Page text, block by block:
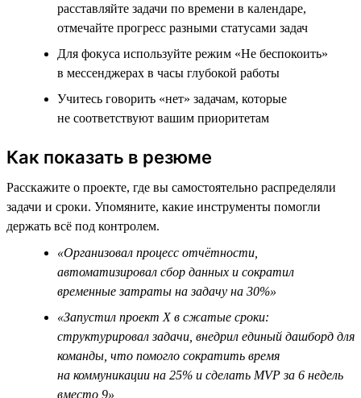
расставляйте задачи по времени в календаре,
отмечайте прогресс разными статусами задач
Для фокуса используйте режим «Не беспокоить»
в мессенджерах в часы глубокой работы
Учитесь говорить «нет» задачам, которые
не соответствуют вашим приоритетам
Как показать в резюме
Расскажите о проекте, где вы самостоятельно распределяли
задачи и сроки. Упомяните, какие инструменты помогли
держать всё под контролем.
«Организовал процесс отчётности,
автоматизировал сбор данных и сократил
временные затраты на задачу на 30%»
«Запустил проект Х в сжатые сроки:
структурировал задачи, внедрил единый дашборд для
команды, что помогло сократить время
на коммуникации на 25% и сделать MVP за 6 недель
вместо 9»